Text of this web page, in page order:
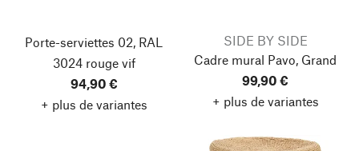
Porte-serviettes 02, RAL
3024 rouge vif
94,90 €
+ plus de variantes
SIDE BY SIDE
Cadre mural Pavo, Grand
99,90 €
+ plus de variantes